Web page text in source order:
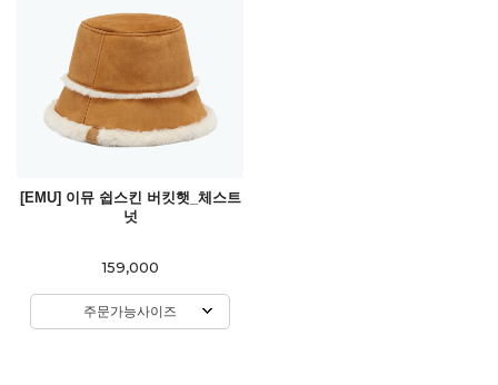
[EMU] 이뮤 쉽스킨 버킷햇_체스트
넛
159,000
주문가능사이즈